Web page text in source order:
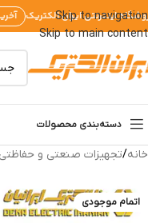
Skip to navigation
Skip to main content
اینترنتی ایران الکتریک
دسته‌بندی محصولات
خانه/تجهیزات صنعتی و حفاظتی
اتمام موجودی